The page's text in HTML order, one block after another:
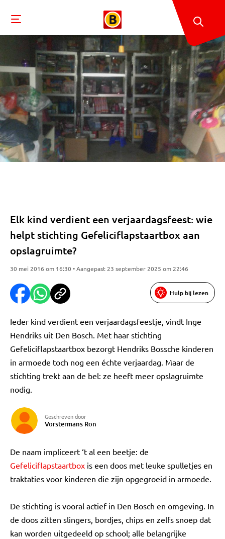
Elk kind verdient een verjaardagsfeest: wie
helpt stichting Gefeliciflapstaartbox aan
opslagruimte?
30 mei 2016 om 16:30 • Aangepast 23 september 2025 om 22:46
Hulp bij lezen
Ieder kind verdient een verjaardagsfeestje, vindt Inge
Hendriks uit Den Bosch. Met haar stichting
Gefeliciflapstaartbox bezorgt Hendriks Bossche kinderen
in armoede toch nog een échte verjaardag. Maar de
stichting trekt aan de bel: ze heeft meer opslagruimte
nodig.
Geschreven door
Vorstermans Ron
De naam impliceert ‘t al een beetje: de
Gefeliciflapstaartbox is een doos met leuke spulletjes en
traktaties voor kinderen die zijn opgegroeid in armoede.
De stichting is vooral actief in Den Bosch en omgeving. In
de doos zitten slingers, bordjes, chips en zelfs snoep dat
kan worden uitgedeeld op school; alle belangrijke